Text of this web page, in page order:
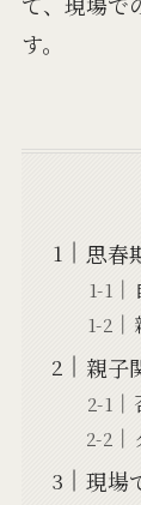
す。
思春
親子
現場